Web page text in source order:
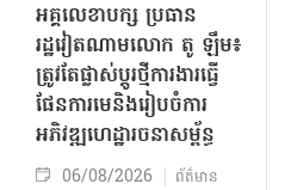
អគ្គលេខាបក្ស ប្រធាន
រដ្ឋវៀតណាមលោក តូ ឡឹម៖
ត្រូវតែផ្លាស់ប្ដូរថ្មីការងារធ្វើ
ផែនការមេនិងរៀបចំការ
អភិវឌ្ឍហេដ្ឋារចនាសម្ព័ន្ធ
06/08/2026 ព័ត៌មាន